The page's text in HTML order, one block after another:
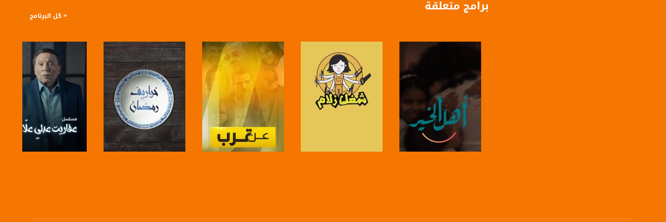
وتداعياتها. كل يوم في تمام الساعة 21:00 مساءا، من إعداد وتقديم: مصطفى عاطف قبلاوي، مريم فرح ومرام مصلح
قناة مساواة الفضائية، صوت فلسطينيي الداخل - لاول مرة منذ ٧٠ عام
قناة مساواة الفضائية تبث عبر الحيّز الفضائي الفلسطيني PalSat وعلى مدار القمر NileSat من خلال التردد التالي :
Downlink frequency - الترد :
12645 MHZ
Horizontal
Symb.Rate - معدل الترميز:
عربسات Arabsat Badr 4 at 26.0 east
برامج متعلقة < كل البرنامج